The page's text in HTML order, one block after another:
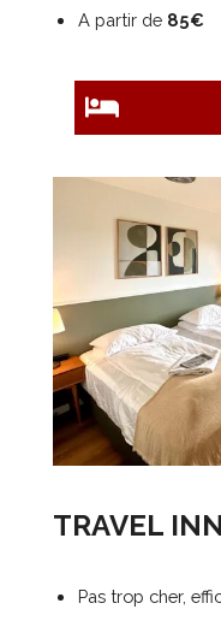
A partir de 85€
TRAVEL INN
Pas trop cher,